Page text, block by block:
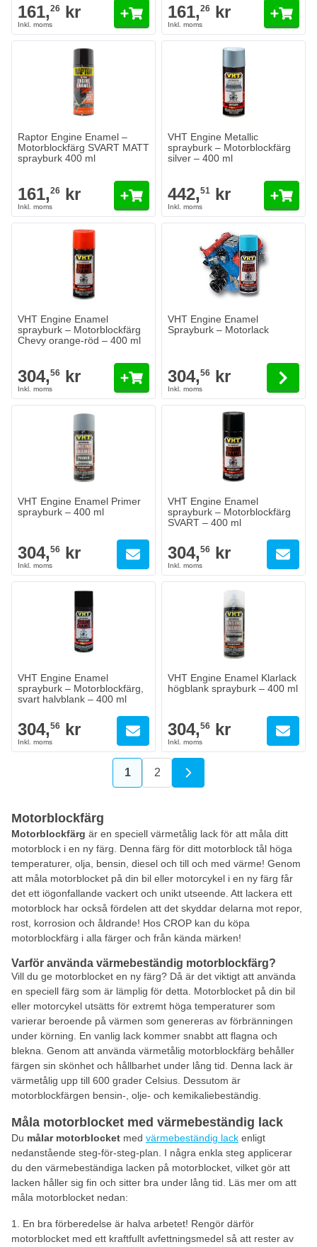
161,26 kr 161,26 kr
Raptor Engine Enamel –
Motorblockfärg SVART MATT
sprayburk 400 ml
161,26 kr
VHT Engine Metallic
sprayburk – Motorblockfärg
silver – 400 ml
442,51 kr
VHT Engine Enamel
sprayburk – Motorblockfärg
Chevy orange-röd – 400 ml
304,56 kr
VHT Engine Enamel
Sprayburk – Motorlack
304,56 kr
VHT Engine Enamel Primer
sprayburk – 400 ml
304,56 kr
VHT Engine Enamel
sprayburk – Motorblockfärg
SVART – 400 ml
304,56 kr
VHT Engine Enamel
sprayburk – Motorblockfärg,
svart halvblank – 400 ml
304,56 kr
VHT Engine Enamel Klarlack
högblank sprayburk – 400 ml
304,56 kr
You're currently reading page
1 Sida
2
Motorblockfärg
Motorblockfärg är en speciell värmetålig lack för att måla ditt
motorblock i en ny färg. Denna färg för ditt motorblock tål höga
temperaturer, olja, bensin, diesel och till och med värme! Genom
att måla motorblocket på din bil eller motorcykel i en ny färg får
det ett iögonfallande vackert och unikt utseende. Att lackera ett
motorblock har också fördelen att det skyddar delarna mot repor,
rost, korrosion och åldrande! Hos CROP kan du köpa
motorblockfärg i alla färger och från kända märken!
Varför använda värmebeständig motorblockfärg?
Vill du ge motorblocket en ny färg? Då är det viktigt att använda
en speciell färg som är lämplig för detta. Motorblocket på din bil
eller motorcykel utsätts för extremt höga temperaturer som
varierar beroende på värmen som genereras av förbränningen
under körning. En vanlig lack kommer snabbt att flagna och
blekna. Genom att använda värmetålig motorblockfärg behåller
färgen sin skönhet och hållbarhet under lång tid. Denna lack är
värmetålig upp till 600 grader Celsius. Dessutom är
motorblockfärgen bensin-, olje- och kemikaliebeständig.
Måla motorblocket med värmebeständig lack
Du målar motorblocket med värmebeständig lack enligt
nedanstående steg-för-steg-plan. I några enkla steg applicerar
du den värmebeständiga lacken på motorblocket, vilket gör att
lacken håller sig fin och sitter bra under lång tid. Läs mer om att
måla motorblocket nedan:
En bra förberedelse är halva arbetet! Rengör därför
motorblocket med ett kraftfullt avfettningsmedel så att rester av